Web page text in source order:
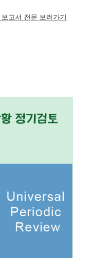
보고서 전문 보러가기